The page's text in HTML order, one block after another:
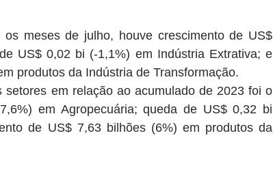
os meses de julho, houve crescimento de US$
US$ 0,02 bi (-1,1%) em Indústria Extrativa; e
produtos da Indústria de Transformação.
em relação ao acumulado de 2023 foi o
em Agropecuária; queda de US$ 0,32 bi
de US$ 7,63 bilhões (6%) em produtos da